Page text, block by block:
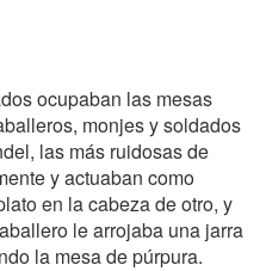
ocupaban las mesas
monjes y soldados
las más ruidosas de
y actuaban como
en la cabeza de otro, y
le arrojaba una jarra
la mesa de púrpura.